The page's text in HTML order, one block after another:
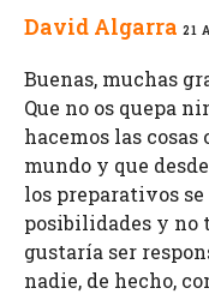
David Algarra 21
Buenas, muchas
Que no os quepa
hacemos las
mundo y que
los preparativos
posibilidades y no
gustaría ser
nadie, de hecho,